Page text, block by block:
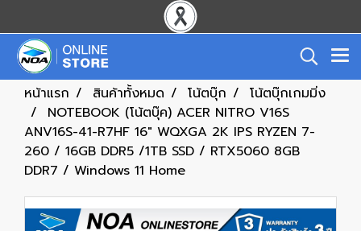
หน้าแรก สินค้าทั้งหมด โน้ตบุ๊ก
โน้ตบุ๊กเกมมิ่ง
NOTEBOOK (โน้ตบุ๊ค) ACER NITRO V16S
ANV16S-41-R7HF 16″ WQXGA 2K IPS RYZEN 7-
260 / 16GB DDR5 /1TB SSD / RTX5060 8GB
DDR7 / Windows 11 Home